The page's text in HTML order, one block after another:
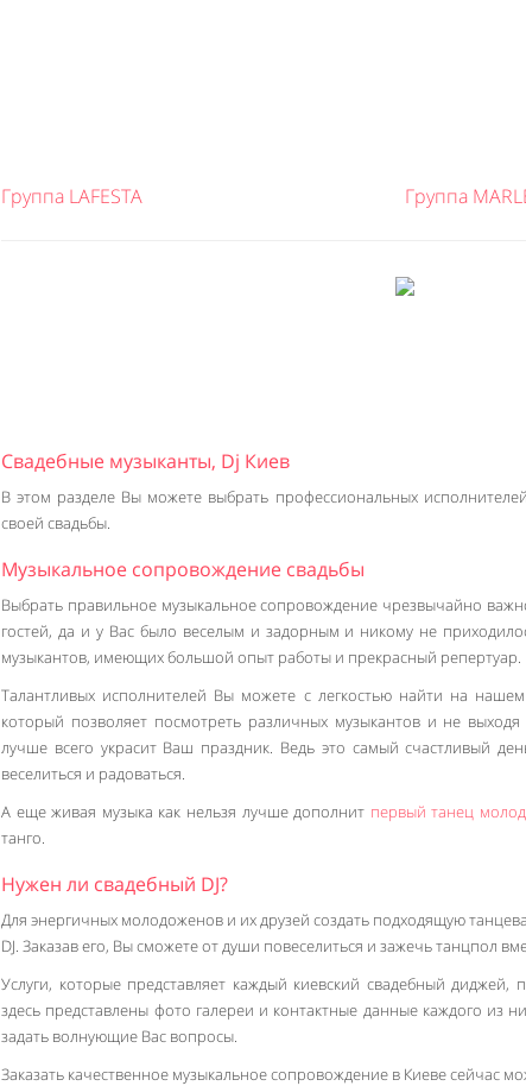
Группа LAFESTA Группа
Свадебные музыканты, Dj Киев
В этом разделе Вы можете выбрать профессиональных
своей свадьбы.
Музыкальное сопровождение свадьбы
Выбрать правильное музыкальное сопровождение чрезвычайно
гостей, да и у Вас было веселым и задорным и никому не
музыкантов, имеющих большой опыт работы и прекрасный репертуар.
Талантливых исполнителей Вы можете с легкостью найти на
который позволяет посмотреть различных музыкантов и не
лучше всего украсит Ваш праздник. Ведь это самый счастливый
веселиться и радоваться.
А еще живая музыка как нельзя лучше дополнит первый танец
танго.
Нужен ли свадебный DJ?
Для энергичных молодоженов и их друзей создать подходящую
DJ. Заказав его, Вы сможете от души повеселиться и зажечь танцпол
Услуги, которые представляет каждый киевский свадебный
здесь представлены фото галереи и контактные данные каждого из
задать волнующие Вас вопросы.
Заказать качественное музыкальное сопровождение в Киеве сейчас